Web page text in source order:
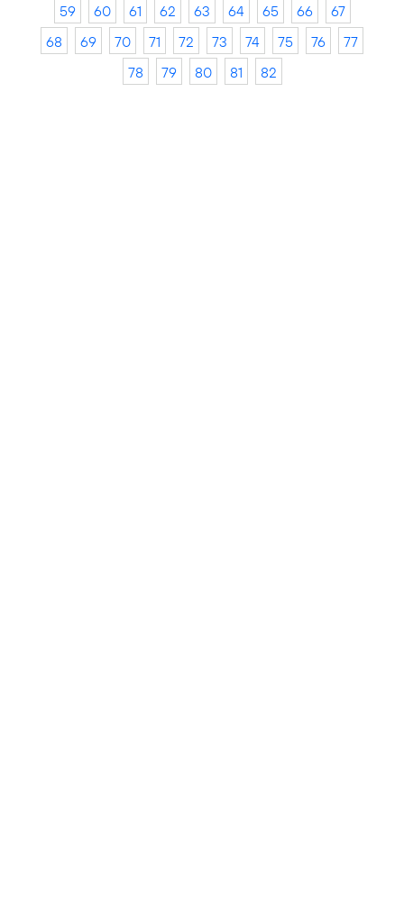
59 60 61 62 63 64 65 66
67
68
69 70 71 72 73 74 75 76
77
78
79 80 81 82